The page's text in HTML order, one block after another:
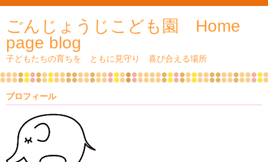
ごんじょうじこども園 Home
page blog
子どもたちの育ちを ともに見守り 喜び合える場所
プロフィール